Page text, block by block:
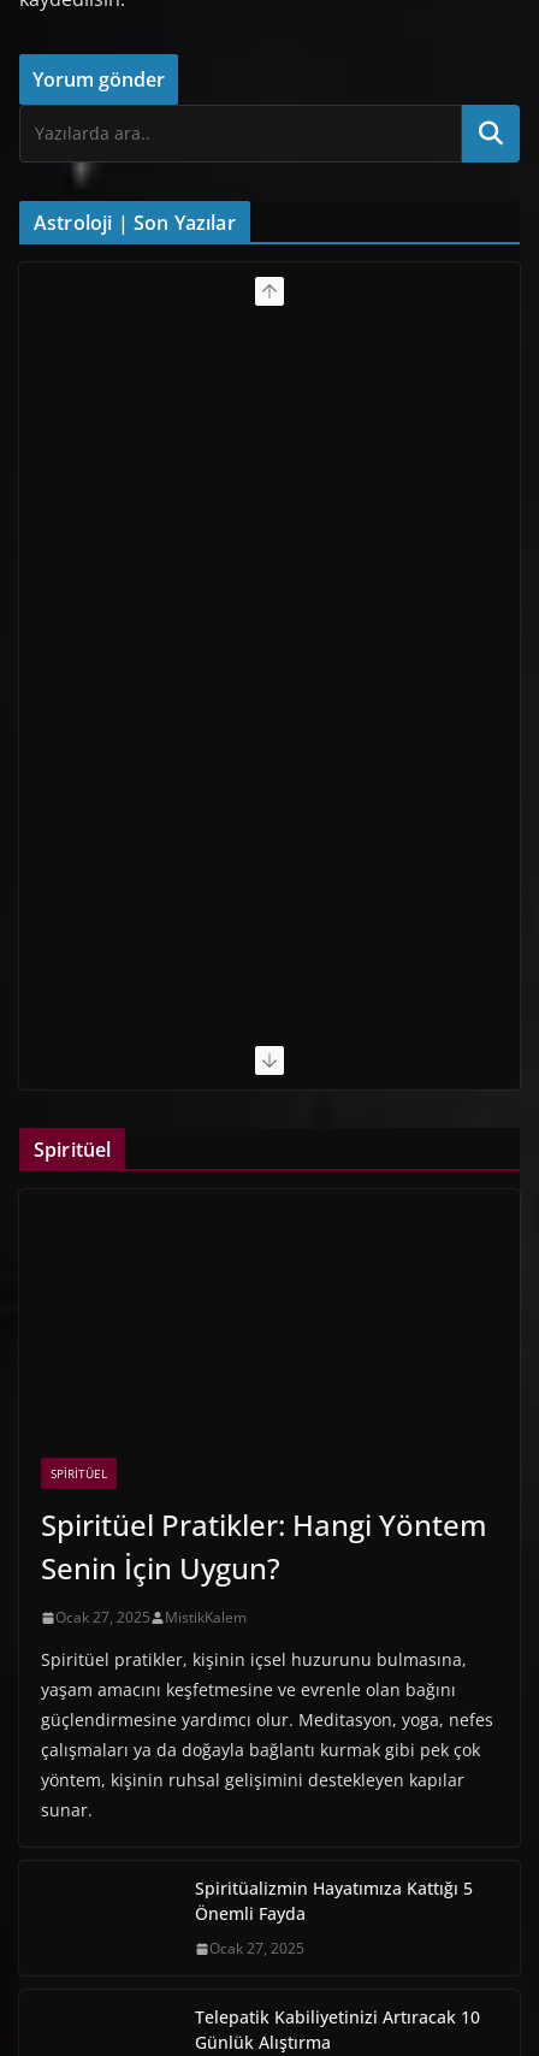
Astroloji | Son Yazılar
Spiritüel
SPIRITÜEL
Spiritüel Pratikler: Hangi Yöntem
Senin İçin Uygun?
Ocak 27, 2025 MistikKalem
Spiritüel pratikler, kişinin içsel huzurunu bulmasına,
yaşam amacını keşfetmesine ve evrenle olan bağını
güçlendirmesine yardımcı olur. Meditasyon, yoga, nefes
çalışmaları ya da doğayla bağlantı kurmak gibi pek çok
yöntem, kişinin ruhsal gelişimini destekleyen kapılar
sunar.
Spiritüalizmin Hayatımıza Kattığı 5
Önemli Fayda
Ocak 27, 2025
Telepatik Kabiliyetinizi Artıracak 10
Günlük Alıştırma